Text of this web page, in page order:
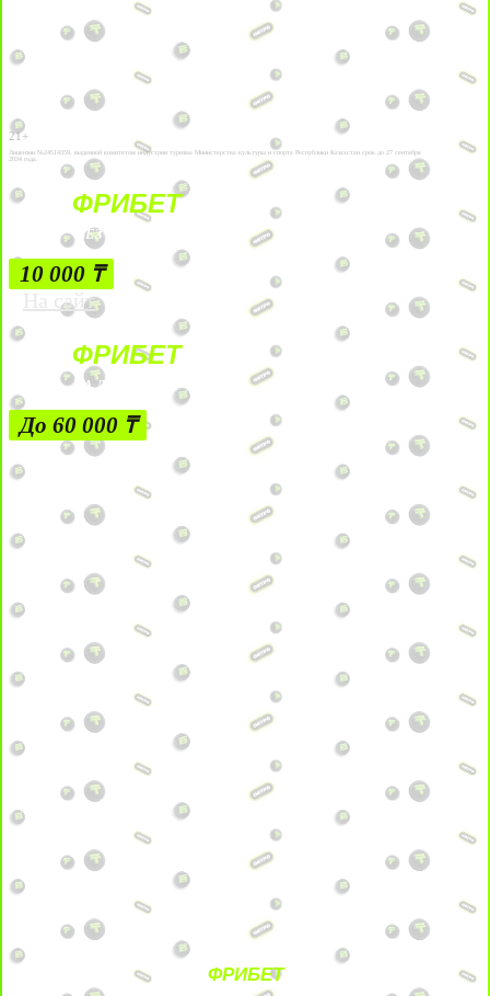
21+
Лицензии №24514359, выданной комитетом индустрии туризма Министерства культуры и спорта Республики Казахстан срок до 27 сентября
2034 года.
ФРИБЕТ
БЕЗ УСЛОВИЙ
10 000 ₸
На сайт
ФРИБЕТ
ЗА ДЕПОЗИТЫ
До 60 000 ₸
ФРИБЕТ